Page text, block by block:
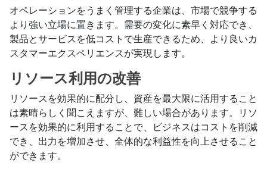
オペレーションをうまく管理する企業は、市場で競争する
より強い立場に置きます。需要の変化に素早く対応でき、
製品とサービスを低コストで生産できるため、より良いカ
スタマーエクスペリエンスが実現します。
リソース利用の改善
リソースを効果的に配分し、資産を最大限に活用すること
は素晴らしく聞こえますが、難しい場合があります。リソ
ースを効果的に利用することで、ビジネスはコストを削減
でき、出力を増加させ、全体的な利益性を向上させること
ができます。